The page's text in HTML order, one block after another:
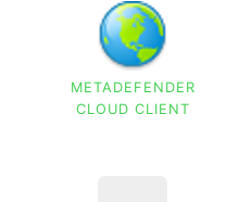
METADEFENDER
CLOUD CLIENT